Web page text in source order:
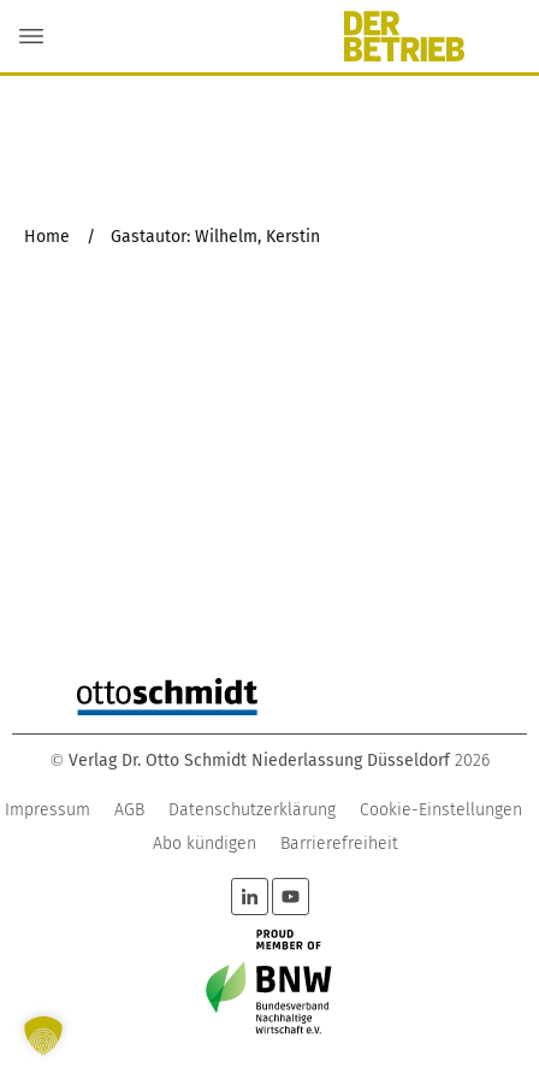
Home / Gastautor: Wilhelm, Kerstin
© Verlag Dr. Otto Schmidt Niederlassung Düsseldorf 2026
Impressum AGB Datenschutzerklärung
Cookie-Einstellungen
Abo kündigen
Barrierefreiheit